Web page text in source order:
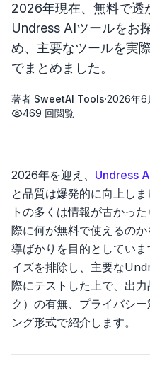
2026年現在、無料で透
Undress AIツールをお
め、主要なツールを実
でまとめました。
著者 SweetAI Tools·2026年6
469 回閲覧
2026年を迎え、 Undress
と品質は爆発的に向上し
トの多くは情報が古かっ
際に何が無料で使えるの
導ばかりを目的としてい
イズを排除し、主要な
際にテストした上で、出
ク）の有無、プライバシ
ング形式で紹介します。